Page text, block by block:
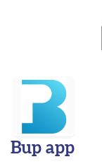
Bup app